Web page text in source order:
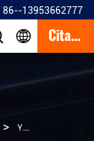
86--13953662777
Citation
> Yongsheng 16 Pouces À Moteur Coupeur Aspirateur Dragueuse Nouvelle Énergie Est Plus Économe En Énergie